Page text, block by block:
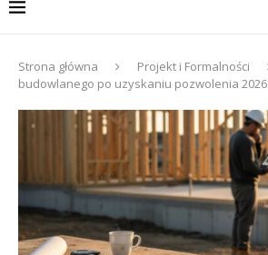
Strona główna Projekt i Formalności
budowlanego po uzyskaniu pozwolenia 2026